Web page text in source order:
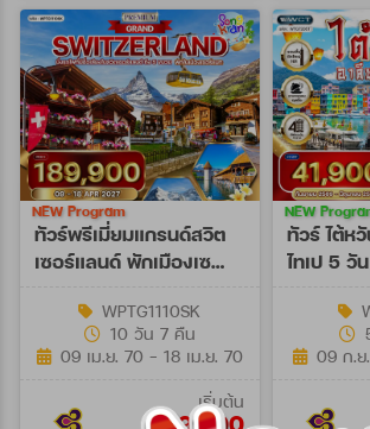
ทัวร์พรีเมี่ยมแกรนด์สวิต
เซอร์แลนด์ พักเมืองเซ
18 APR 27
[SONGKRAN]
NEW Program
WPTG1110SK
10 วัน 7 คืน
09 เม.ย. 70 - 18 เม.ย. 70
เริ่มต้น
ทัวร์ ไต้ห
ไทเป 5 วั
NEW
09 ก.